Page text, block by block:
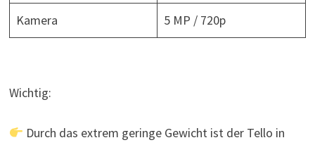
Kamera 5 MP / 720p
Wichtig:
Durch das extrem geringe Gewicht ist der Tello in